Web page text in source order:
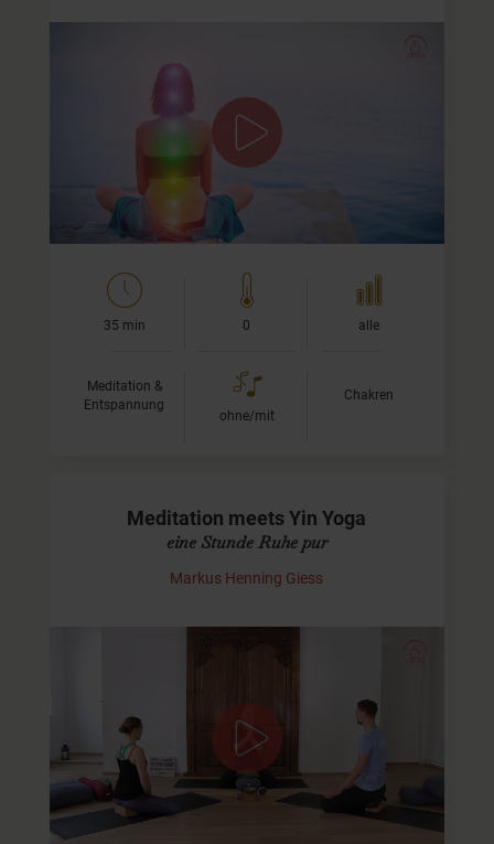
Erkunden, erfahren und erspüren
Bei dieser Meditation führe ich Dich einmal durch die
Chakren bzw. Energiezentren. Gemeinsam erkunden,
erfahren und erspüren wir die Orte in Deinem Körper
und…
35 min 0 alle
Meditation &
Entspannung
ohne/mit
Chakren
Meditation meets Yin Yoga
eine Stunde Ruhe pur
Markus Henning Giess
Yin-Asanas
Willkommen zu meinem ersten Video auf YogaMeHome.
Ich gehe mit Dir durch eine Praxis, wie ich sie persönlich
gerne mag. Es ist eine Kombination aus…